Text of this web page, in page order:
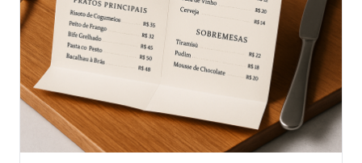
escolhidas
na
página
do
produto